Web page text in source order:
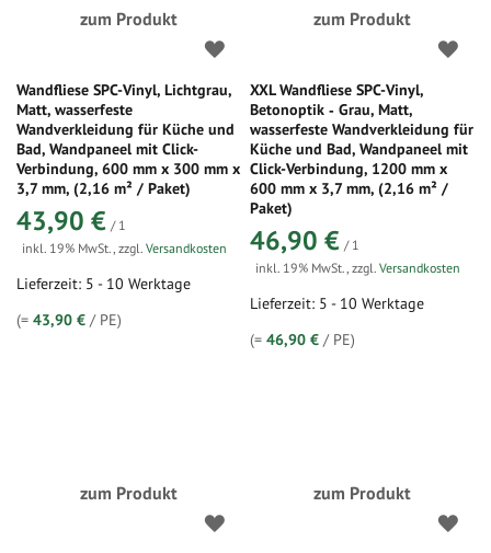
zum Produkt
Wandfliese SPC-Vinyl, Lichtgrau,
Matt, wasserfeste
Wandverkleidung für Küche und
Bad, Wandpaneel mit Click-
Verbindung, 600 mm x 300 mm x
3,7 mm, (2,16 m² / Paket)
43,90 € / 1
inkl. 19% MwSt., zzgl. Versandkosten
Lieferzeit: 5 - 10 Werktage
(= 43,90 € / PE)
zum Produkt
XXL Wandfliese SPC-Vinyl,
Betonoptik ‑ Grau, Matt,
wasserfeste Wandverkleidung für
Küche und Bad, Wandpaneel mit
Click-Verbindung, 1200 mm x
600 mm x 3,7 mm, (2,16 m² /
Paket)
46,90 € / 1
inkl. 19% MwSt.,zzgl.Versandkosten
Lieferzeit: 5 - 10 Werktage
(=46,90 € / PE)
zum Produkt zum Produkt